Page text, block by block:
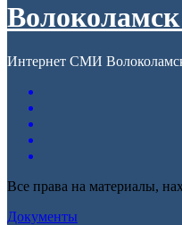
Волоколамск
Интернет СМИ
Все права на материалы,
Документы